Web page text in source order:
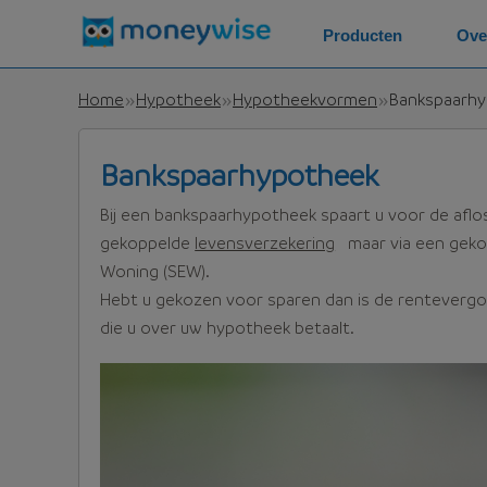
Home Hypotheek Hypotheekvormen
Bankspaarhypotheek
Bij een bankspaarhypotheek spaart u voor de
gekoppelde levensverzekering maar via een
Woning (SEW).
Hebt u gekozen voor sparen dan is de
die u over uw hypotheek betaalt.
Producten